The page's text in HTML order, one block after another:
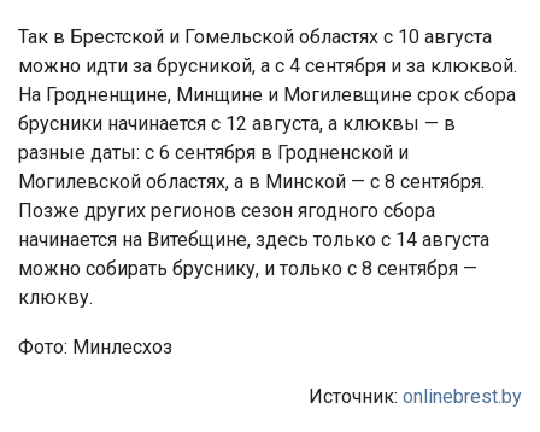
Так в Брестской и Гомельской областях с 10 августа
можно идти за брусникой, а с 4 сентября и за клюквой.
На Гродненщине, Минщине и Могилевщине срок сбора
брусники начинается с 12 августа, а клюквы — в
разные даты: с 6 сентября в Гродненской и
Могилевской областях, а в Минской — с 8 сентября.
Позже других регионов сезон ягодного сбора
начинается на Витебщине, здесь только с 14 августа
можно собирать бруснику, и только с 8 сентября —
клюкву.
Фото: Минлесхоз
Источник: onlinebrest.by